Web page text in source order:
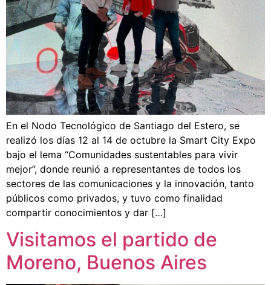
En el Nodo Tecnológico de Santiago del Estero, se
realizó los días 12 al 14 de octubre la Smart City Expo
bajo el lema “Comunidades sustentables para vivir
mejor”, donde reunió a representantes de todos los
sectores de las comunicaciones y la innovación, tanto
públicos como privados, y tuvo como finalidad
compartir conocimientos y dar […]
Visitamos el partido de
Moreno, Buenos Aires